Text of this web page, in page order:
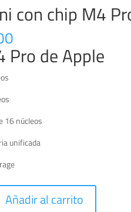
con chip M4
Pro de Apple
16 núcleos
unificada
Añadir al carrito